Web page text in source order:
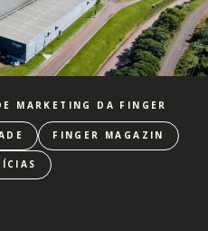
MARKETING DA FINGER
FINGER MAGAZIN